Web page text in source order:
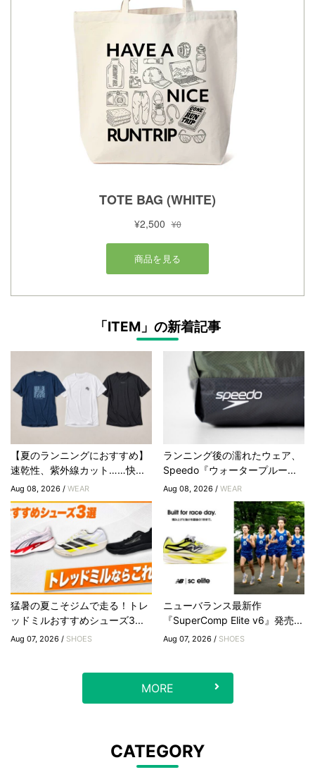
「ITEM」の新着記事
【夏のランニングにおすすめ】
速乾性、紫外線カット……快...
Aug 08, 2026 / WEAR
ランニング後の濡れたウェア、
Speedo『ウォータープルー...
Aug 08, 2026 /WEAR
猛暑の夏こそジムで走る！トレ
ッドミルおすすめシューズ3...
Aug 07, 2026 / SHOES
ニューバランス最新作
『SuperComp Elite v6』発売...
Aug 07, 2026 / SHOES
MORE
CATEGORY